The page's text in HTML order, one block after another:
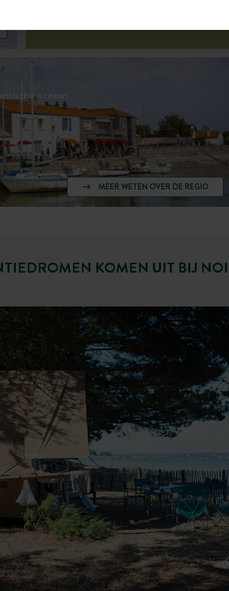
oceaan
MEER WETEN OVER DE REGIO
KOMEN UIT BIJ